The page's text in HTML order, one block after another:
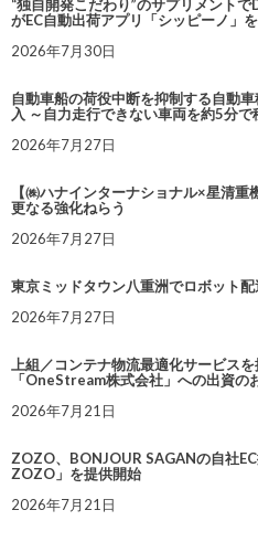
“独自開発こだわり”のサプリメント
がEC自動出荷アプリ「シッピーノ」
2026年7月30日
自動車船の荷役中断を抑制する自動
入 ～自力走行できない車両を約5分で
2026年7月27日
【㈱ハナインターナショナル×星清
更なる強化ねらう
2026年7月27日
東京ミッドタウン八重洲でロボット
2026年7月27日
上組／コンテナ物流最適化サービス
「OneStream株式会社」への出資の
2026年7月21日
ZOZO、BONJOUR SAGANの自社
ZOZO」を提供開始
2026年7月21日